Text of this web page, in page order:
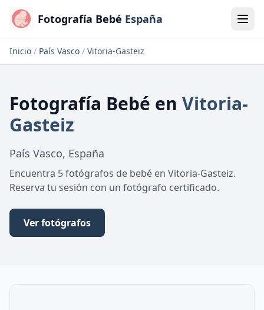
Fotografía Bebé España
Inicio / País Vasco / Vitoria-Gasteiz
Fotografía Bebé en Vitoria-
Gasteiz
País Vasco, España
Encuentra 5 fotógrafos de bebé en Vitoria-Gasteiz.
Reserva tu sesión con un fotógrafo certificado.
Ver fotógrafos